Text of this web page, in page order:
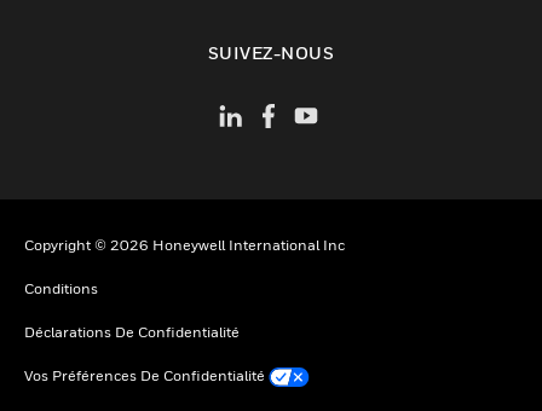
SUIVEZ-NOUS
Copyright © 2026 Honeywell International Inc
Conditions
Déclarations De Confidentialité
Vos Préférences De Confidentialité